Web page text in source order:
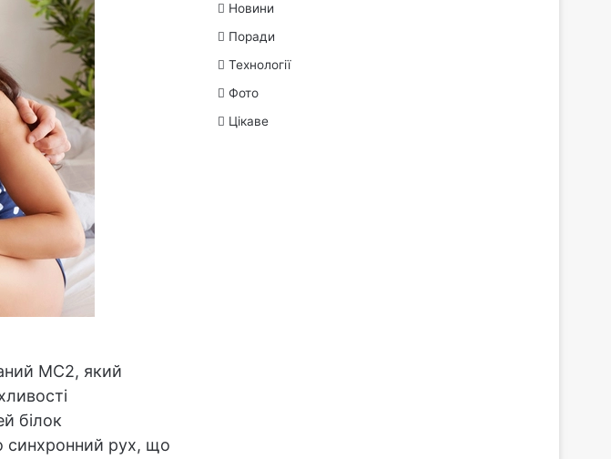
MC2, який
білок
синхронний рух, що
Новини
Поради
Технології
Фото
Цікаве